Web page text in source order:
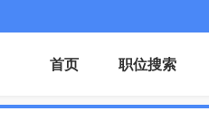
首页 职位搜索